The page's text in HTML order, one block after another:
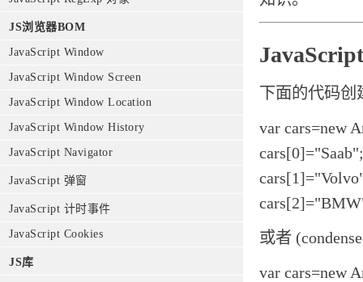
JS浏览器BOM
JavaScript Window
JavaScript Window Screen
JavaScript Window Location
JavaScript Window History
JavaScript Navigator
JavaScript 弹窗
JavaScript 计时事件
JavaScript Cookies
JS库
下面的代码创
var cars=new
cars[0]="Saab";
或者
var cars=new